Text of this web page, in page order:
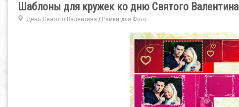
Шаблоны для кружек ко дню Святого Валентина
День Святого Валентина / Рамки для Фото